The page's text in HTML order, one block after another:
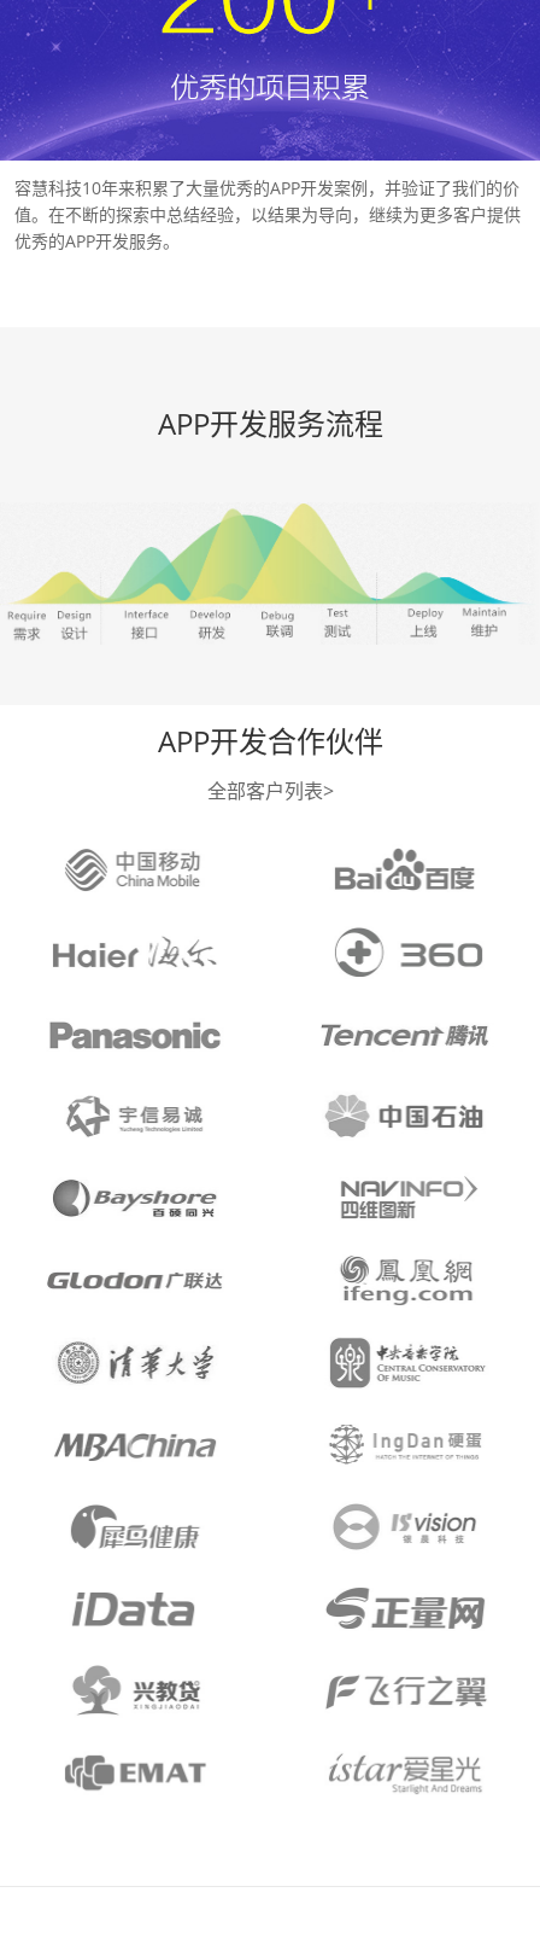
容慧科技10年来积累了大量优秀的APP开发案例，并验证了我们的价
值。在不断的探索中总结经验，以结果为导向，继续为更多客户提供
优秀的APP开发服务。
APP开发服务流程
APP开发合作伙伴
全部客户列表>